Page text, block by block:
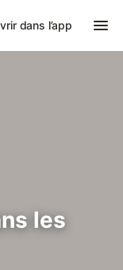
dans l’app
les